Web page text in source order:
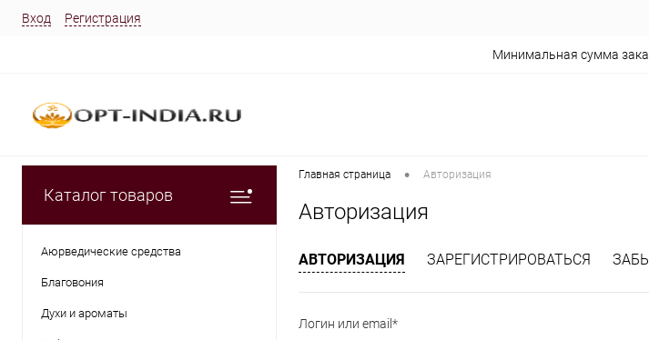
Вход Регистрация
Минимальная сумма
Каталог товаров
Аюрведические средства
Благовония
Духи и ароматы
Главная страница • Авторизация
Авторизация
АВТОРИЗАЦИЯ ЗАРЕГИСТРИРОВАТЬСЯ
Логин или email*